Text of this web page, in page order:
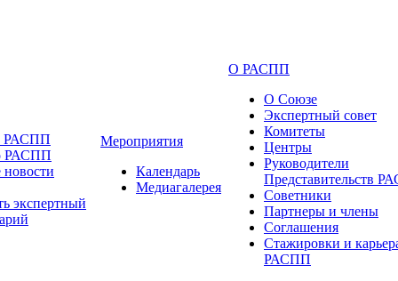
РАСПП
РАСПП
экспертный
Мероприятия
Календарь
Медиагалерея
О РАСПП
О Союзе
Экспертный совет
Комитеты
Центры
Руководители
Представительств
Советники
Партнеры и члены
Соглашения
Стажировки и
РАСПП